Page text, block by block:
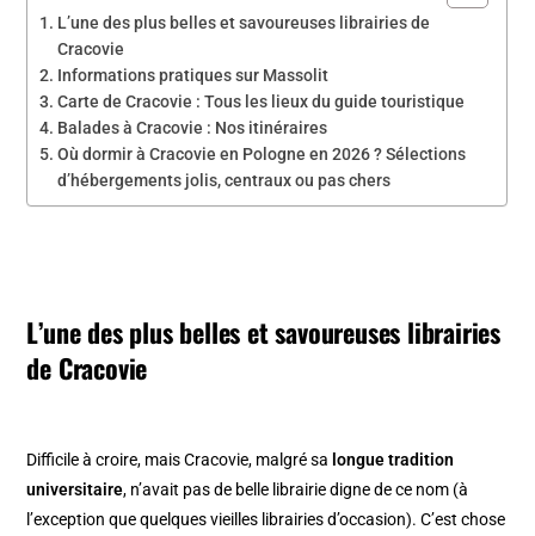
L’une des plus belles et savoureuses librairies de
Cracovie
Informations pratiques sur Massolit
Carte de Cracovie : Tous les lieux du guide touristique
Balades à Cracovie : Nos itinéraires
Où dormir à Cracovie en Pologne en 2026 ? Sélections
d’hébergements jolis, centraux ou pas chers
L’une des plus belles et savoureuses librairies
de Cracovie
Difficile à croire, mais Cracovie, malgré sa longue tradition
universitaire, n’avait pas de belle librairie digne de ce nom (à
l’exception que quelques vieilles librairies d’occasion). C’est chose